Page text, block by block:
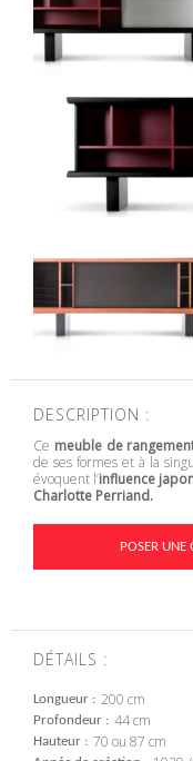
DESCRIPTION :
Ce meuble de
de ses formes et à la
évoquent l’influence
Charlotte Perriand.
POSER UNE
DÉTAILS :
Longueur 200 cm
Profondeur 44 cm
Hauteur 70 ou 87 cm